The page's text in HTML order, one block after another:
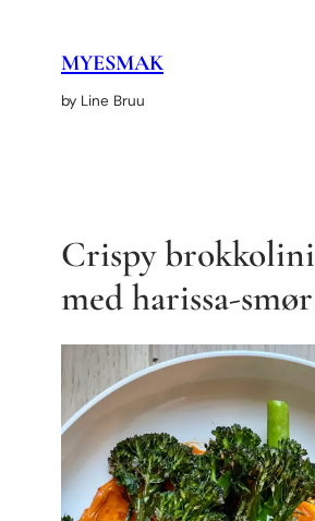
innholdMYESMAK
by Line Bruu
Crispy brokkolini
med harissa-smør